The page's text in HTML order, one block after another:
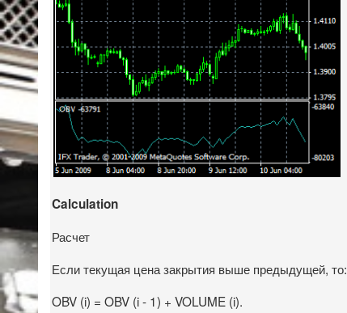
Calculation
Расчет
Если текущая цена закрытия выше предыдущей, то:
OBV (i) = OBV (i - 1) + VOLUME (i).